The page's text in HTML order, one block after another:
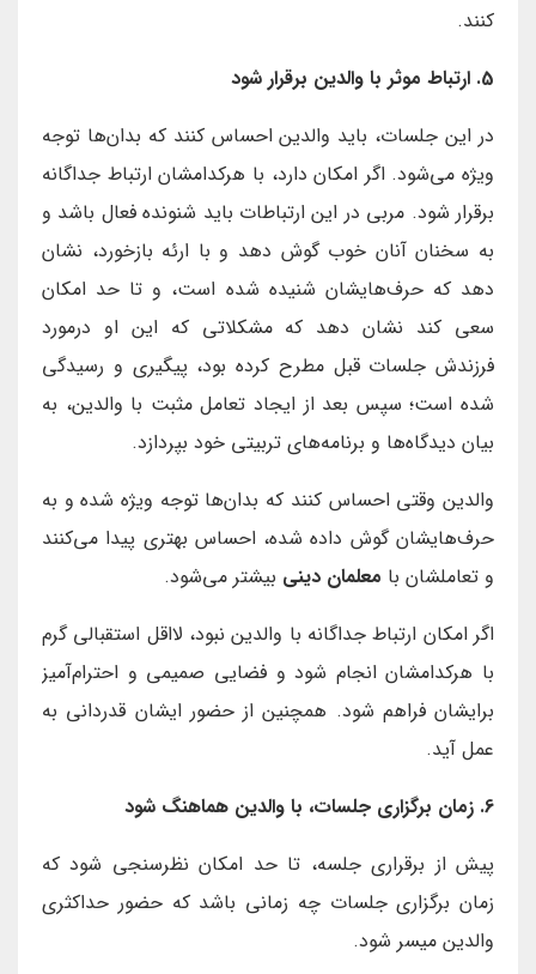
کنند.
5. ارتباط موثر با والدین برقرار شود
در این جلسات، باید والدین احساس کنند که بدان‌ها توجه
ویژه می‌شود. اگر امکان دارد، با هرکدامشان ارتباط جداگانه
برقرار شود. مربی در این ارتباطات باید شنونده فعال باشد و
به سخنان آنان خوب گوش دهد و با ارئه بازخورد، نشان
دهد که حرف‌هایشان شنیده شده است، و تا حد امکان
سعی کند نشان دهد که مشکلاتی که این او درمورد
فرزندش جلسات قبل مطرح کرده بود، پیگیری و رسیدگی
شده است؛ سپس بعد از ایجاد تعامل مثبت با والدین، به
بیان دیدگاه‌ها و برنامه‌های تربیتی خود بپردازد.
والدین وقتی احساس کنند که بدان‌ها توجه ویژه شده و به
حرف‌هایشان گوش داده شده، احساس بهتری پیدا می‌کنند
و تعاملشان با معلمان دینی بیشتر می‌شود.
اگر امکان ارتباط جداگانه با والدین نبود، لااقل استقبالی گرم
با هرکدامشان انجام شود و فضایی صمیمی و احترام‌آمیز
برایشان فراهم شود. همچنین از حضور ایشان قدردانی به
عمل آید.
6. زمان برگزاری جلسات، با والدین هماهنگ شود
پیش از برقراری جلسه، تا حد امکان نظرسنجی شود که
زمان برگزاری جلسات چه زمانی باشد که حضور حداکثری
والدین میسر شود.